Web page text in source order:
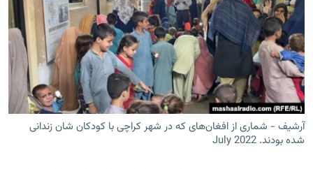
بحران مهاجرت
'کووید-۱۹'
تماس
صفحه پشتو
Azadi English
آرشیف - شماری از افغان‌های که در شهر کراچی با کودکان شان زندانی
شده بودند. July 2022